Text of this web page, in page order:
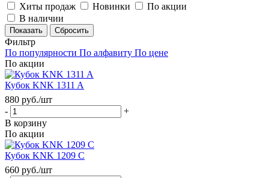
Хиты продаж
Новинки
По акции
В наличии
Сбросить
Фильтр
По популярности По алфавиту По цене
По акции
Кубок KNK 1311 A
880 руб./шт
-
+
В корзину
По акции
Кубок KNK 1209 C
660 руб./шт